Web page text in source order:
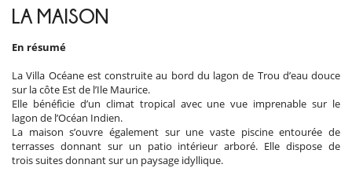
LA MAISON
En résumé
​La Villa Océane est construite au bord du lagon de Trou d’eau douce
sur la côte Est de l’Ile Maurice.
Elle bénéficie d’un climat tropical avec une vue imprenable sur le
lagon de l’Océan Indien.
La maison s’ouvre également sur une vaste piscine entourée de
terrasses donnant sur un patio intérieur arboré. Elle dispose de
trois suites donnant sur un paysage idyllique.